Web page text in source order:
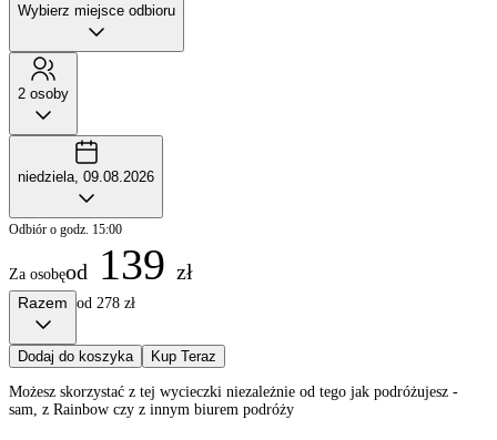
Wybierz miejsce odbioru
2 osoby
niedziela, 09.08.2026
Odbiór o godz. 15:00
Za osobęod 139 zł
Razem od 278 zł
Dodaj do koszyka Kup Teraz
Możesz skorzystać z tej wycieczki niezależnie od tego jak podróżujesz -
sam, z Rainbow czy z innym biurem podróży